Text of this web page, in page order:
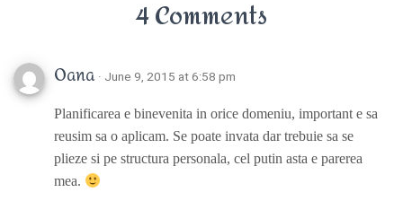
4 Comments
Oana · June 9, 2015 at 6:58 pm
Planificarea e binevenita in orice domeniu, important e sa
reusim sa o aplicam. Se poate invata dar trebuie sa se
plieze si pe structura personala, cel putin asta e parerea
mea.